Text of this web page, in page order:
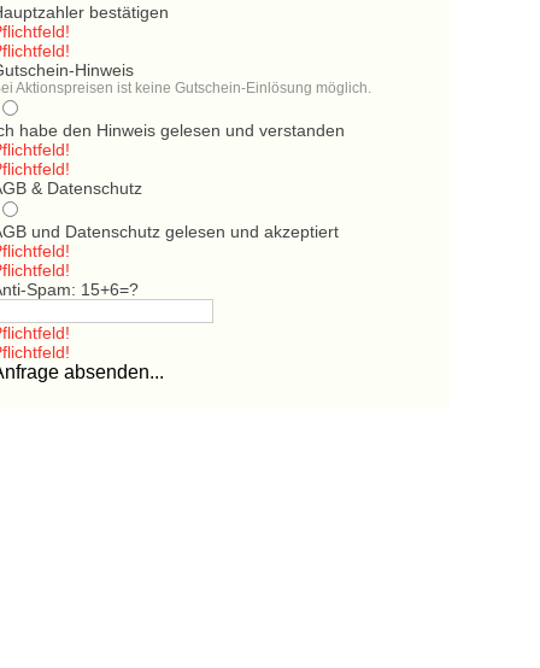
bestätigen
Hinweis
Aktionspreisen ist keine Gutschein-Einlösung möglich.
habe den Hinweis gelesen und verstanden
& Datenschutz
und Datenschutz gelesen und akzeptiert
Spam: 15+6=?
absenden...